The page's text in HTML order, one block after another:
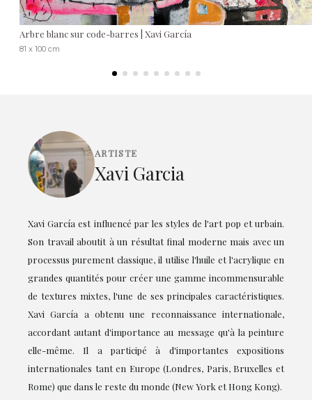
Arbre blanc sur code-barres | Xavi García
81 x 100 cm
ARTISTE
Xavi Garcia
Xavi García est influencé par les styles de l'art pop et urbain.
Son travail aboutit à un résultat final moderne mais avec un
processus purement classique, il utilise l'huile et l'acrylique en
grandes quantités pour créer une gamme incommensurable
de textures mixtes, l'une de ses principales caractéristiques.
Xavi García a obtenu une reconnaissance internationale,
accordant autant d'importance au message qu'à la peinture
elle-même. Il a participé à d'importantes expositions
internationales tant en Europe (Londres, Paris, Bruxelles et
Rome) que dans le reste du monde (New York et Hong Kong).